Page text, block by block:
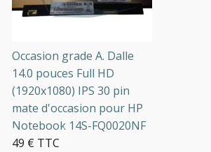
2 en stock
Occasion grade A. Dalle
14.0 pouces Full HD
(1920x1080) IPS 30 pin
mate d'occasion pour HP
Notebook 14S-FQ0020NF
49 € TTC